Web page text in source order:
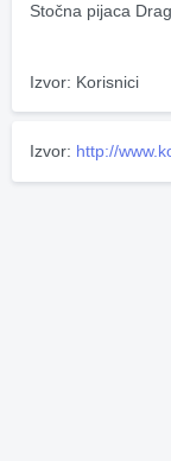
Stočna pijaca
Izvor: Korisnici
Izvor: http://